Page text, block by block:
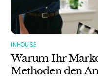
INHOUSE
Warum Ihr
Methoden den